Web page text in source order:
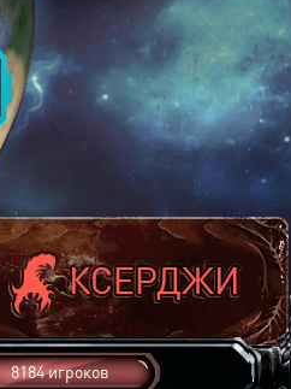
8184 игроков